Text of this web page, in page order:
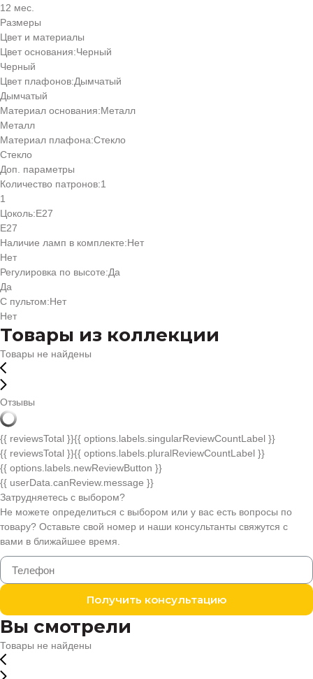
12 мес.
Размеры
Цвет и материалы
Цвет основания:Черный
Черный
Цвет плафонов:Дымчатый
Дымчатый
Материал основания:Металл
Металл
Материал плафона:Стекло
Стекло
Доп. параметры
Количество патронов:1
1
Цоколь:Е27
Е27
Наличие ламп в комплекте:Нет
Нет
Регулировка по высоте:Да
Да
С пультом:Нет
Нет
Товары из коллекции
Товары не найдены
Отзывы
{{ reviewsTotal }}{{ options.labels.singularReviewCountLabel }}
{{ reviewsTotal }}{{ options.labels.pluralReviewCountLabel }}
{{ options.labels.newReviewButton }}
{{ userData.canReview.message }}
Затрудняетесь с выбором?
Не можете определиться с выбором или у вас есть вопросы по
товару? Оставьте свой номер и наши консультанты свяжутся с
вами в ближайшее время.
Получить консультацию
Вы смотрели
Товары не найдены